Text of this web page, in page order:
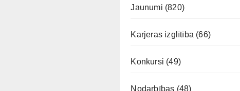
Jaunumi (820)
Karjeras izglītība (66)
Konkursi (49)
Nodarbības (48)